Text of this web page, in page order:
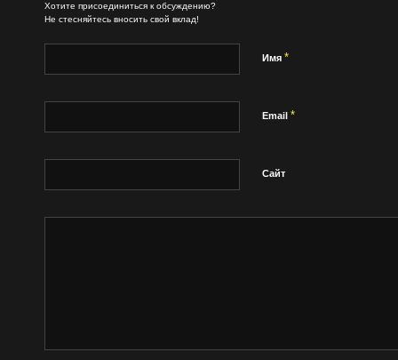
Хотите присоединиться к обсуждению?
Не стесняйтесь вносить свой вклад!
Имя *
Email *
Сайт